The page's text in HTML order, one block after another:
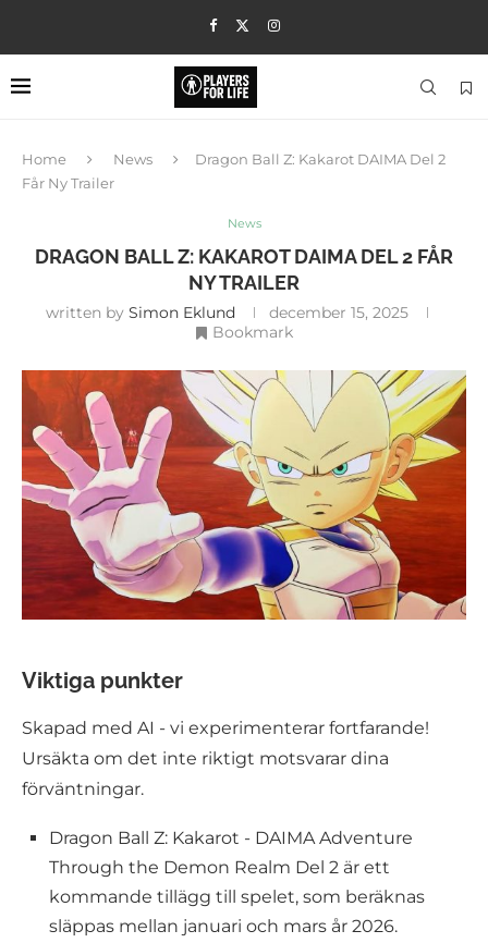
Home News
Dragon Ball Z: Kakarot DAIMA Del 2
Får Ny Trailer
News
DRAGON BALL Z: KAKAROT DAIMA DEL 2 FÅR
NY TRAILER
written by Simon Eklund
december 15, 2025
Bookmark
Viktiga punkter
Skapad med AI - vi experimenterar fortfarande!
Ursäkta om det inte riktigt motsvarar dina
förväntningar.
Dragon Ball Z: Kakarot - DAIMA Adventure
Through the Demon Realm Del 2 är ett
kommande tillägg till spelet, som beräknas
släppas mellan januari och mars år 2026.